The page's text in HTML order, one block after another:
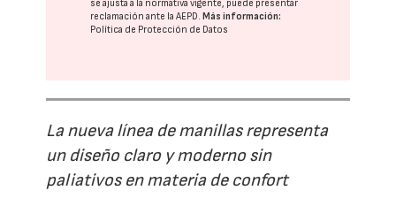
se ajusta a la normativa vigente, puede presentar
reclamación ante laAEPD.Más información:
Política de Protección de Datos
La nueva línea de manillas representa
un diseño claro y moderno sin
paliativos en materia de confort